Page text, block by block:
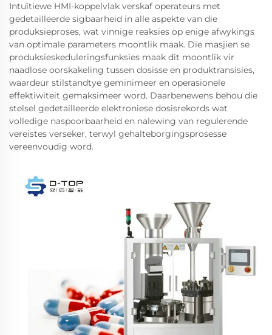
Intuïtiewe HMI-koppelvlak verskaf operateurs met
gedetailleerde sigbaarheid in alle aspekte van die
produksieproses, wat vinnige reaksies op enige afwykings
van optimale parameters moontlik maak. Die masjien se
produksieskeduleringsfunksies maak dit moontlik vir
naadlose oorskakeling tussen dosisse en produktransisies,
waardeur stilstandtye geminimeer en operasionele
effektiwiteit gemaksimeer word. Daarbenewens behou die
stelsel gedetailleerde elektroniese dosisrekords wat
volledige naspoorbaarheid en nalewing van regulerende
vereistes verseker, terwyl gehalteborgingsprosesse
vereenvoudig word.